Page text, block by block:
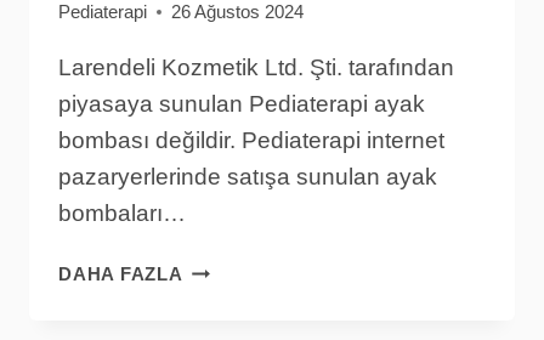
Pediaterapi 26 Ağustos 2024
Larendeli Kozmetik Ltd. Şti. tarafından
piyasaya sunulan Pediaterapi ayak
bombası değildir. Pediaterapi internet
pazaryerlerinde satışa sunulan ayak
bombaları…
DAHA FAZLA PEDIATERAPI